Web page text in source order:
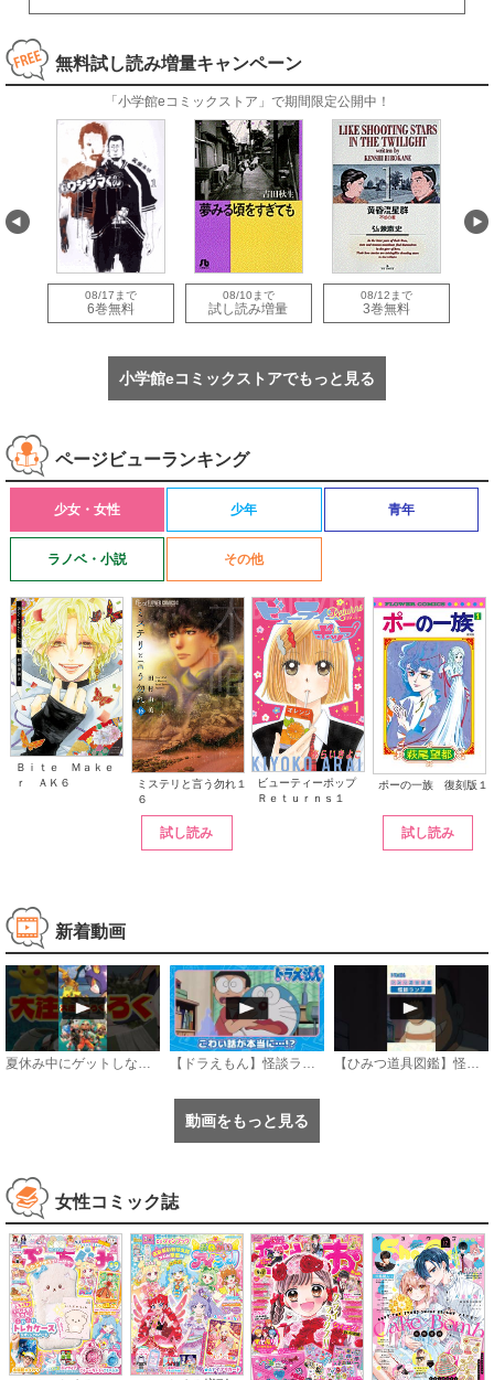
無料試し読み増量キャンペーン
「小学館eコミックストア」で期間限定公開中！
08/17まで
6巻無料
08/10まで
試し読み増量
08/12まで
3巻無料
小学館eコミックストアでもっと見る
ページビューランキング
少女・女性 少年 青年
ラノベ・小説 その他
Ｂｉｔｅ Ｍａｋｅ
ｒ ＡＫ６
ミステリと言う勿れ１
６
試し読み
ビューティーポップ
Ｒｅｔｕｒｎｓ１
ポーの一族 復刻版１
試し読み
新着動画
夏休み中にゲットしないと損をする コロコロコミック9月号大注目ふろく3選 【ドラえもん】怪談ランプ《公式》 【ひみつ道具図鑑】怪談ランプ #ドラえもん #doraemon #ひみつ道具
動画をもっと見る
女性コミック誌